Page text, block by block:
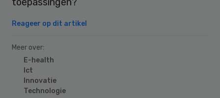
Reageer op dit artikel
Meer over:
E-health
Ict
Innovatie
Technologie